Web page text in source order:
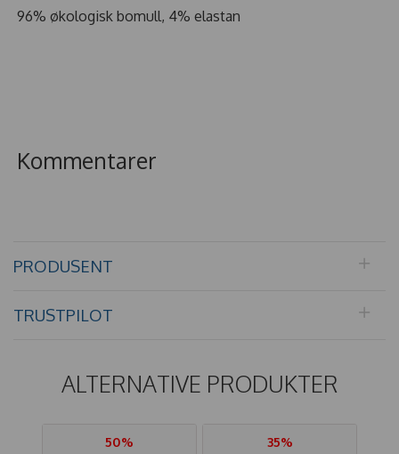
96% økologisk bomull, 4% elastan
Kommentarer
PRODUSENT
TRUSTPILOT
ALTERNATIVE PRODUKTER
50% 35%